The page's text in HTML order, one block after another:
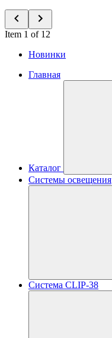
Item 1 of 12
Новинки
Главная
Каталог
Системы освещения
Система CLIP-38